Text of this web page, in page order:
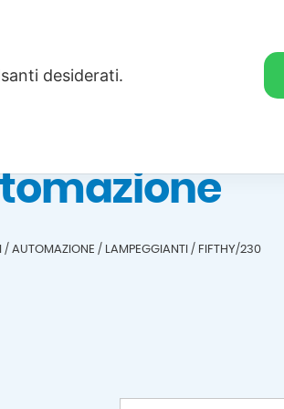
Download
/ AUTOMAZIONE / LAMPEGGIANTI / FIFTHY/230
desiderati.